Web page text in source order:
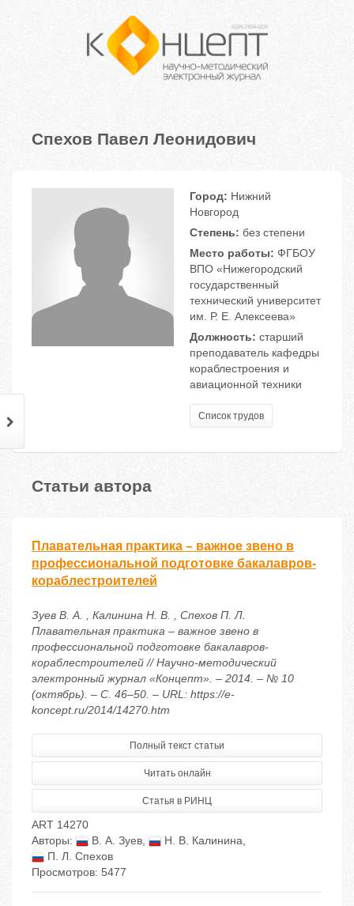
Спехов Павел Леонидович
Город: Нижний
Новгород
Степень: без степени
Место работы: ФГБОУ
ВПО «Нижегородский
государственный
технический университет
им. Р. Е. Алексеева»
Должность: старший
преподаватель кафедры
кораблестроения и
авиационной техники
Список трудов
Статьи автора
Плавательная практика – важное звено в
профессиональной подготовке бакалавров-
кораблестроителей
Зуев В. А. , Калинина Н. В. , Спехов П. Л.
Плавательная практика – важное звено в
профессиональной подготовке бакалавров-
кораблестроителей // Научно-методический
электронный журнал «Концепт». – 2014. – № 10
(октябрь). – С. 46–50. – URL: https://e-
koncept.ru/2014/14270.htm
Полный текст статьи
Читать онлайн
Статья в РИНЦ
ART 14270
Авторы:
В. А. Зуев, Н. В. Калинина,
П. Л. Спехов
Просмотров: 5477